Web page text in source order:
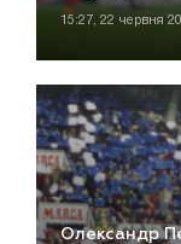
15:27, 22 червня
Олександр